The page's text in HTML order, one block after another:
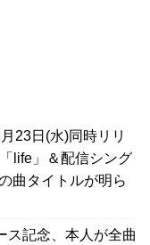
23日(水)同時リリ
life」＆配信シング
曲タイトルが明ら
ス記念、本人が全曲